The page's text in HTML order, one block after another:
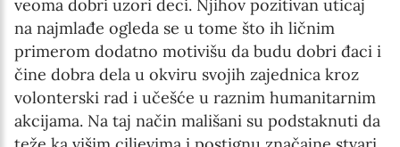
veoma dobri uzori deci. Njihov pozitivan uticaj
na najmlađe ogleda se u tome što ih ličnim
primerom dodatno motivišu da budu dobri đaci i
čine dobra dela u okviru svojih zajednica kroz
volonterski rad i učešće u raznim humanitarnim
akcijama. Na taj način mališani su podstaknuti da